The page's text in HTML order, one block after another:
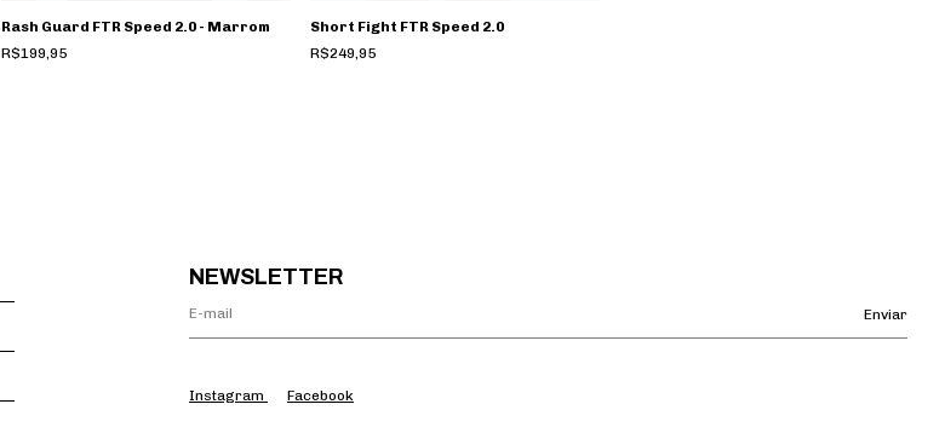
Rash Guard FTR Speed 2.0 - Marrom
R$199,95
Short Fight FTR Speed 2.0
R$249,95
NEWSLETTER
Instagram Facebook